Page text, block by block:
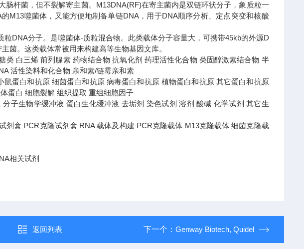
杆菌，但不裂解寄主菌。M13DNA(RF)在寄主菌内是双链环状分子，象质粒一
M13噬菌体，又能方便地制备单链DNA，用于DNA顺序分析、定点突变和核酸
DNA分子。是噬菌体-质粒混合物。此类载体分子容量大，可携带45kb的外源D
菌。这类载体常被用来构建高等生物基因文库。
类 白三烯 前列腺素 药物结合物 抗氧化剂 药理活性化合物 类固醇激素结合物 半
活性染料和化合物 亲和素/链霉亲和素
鼠蛋白和抗原 细菌蛋白和抗原 病毒蛋白和抗原 植物蛋白和抗原 其它蛋白和抗原
蛋白 细胞裂解 组织提取 重组细胞因子
分子生物学缓冲液 蛋白生化缓冲液 去垢剂 染色试剂 溶剂 酸碱 化学试剂 其它生
剂盒 PCR克隆试剂盒 RNA 载体及构建 PCR克隆载体 M13克隆载体 细菌克隆载
相关试剂
返回列表 下一个： Genway Biotech, Quidel